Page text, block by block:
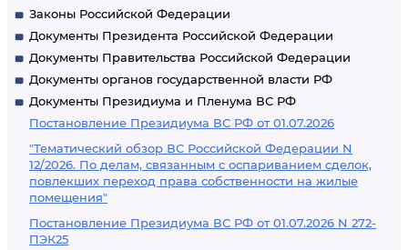
Законы Российской Федерации
Документы Президента Российской Федерации
Документы Правительства Российской Федерации
Документы органов государственной власти РФ
Документы Президиума и Пленума ВС РФ
Постановление Президиума ВС РФ от 01.07.2026
"Тематический обзор ВС Российской Федерации N
12/2026. По делам, связанным с оспариванием сделок,
повлекших переход права собственности на жилые
помещения"
Постановление Президиума ВС РФ от 01.07.2026 N 272-
ПЭК25